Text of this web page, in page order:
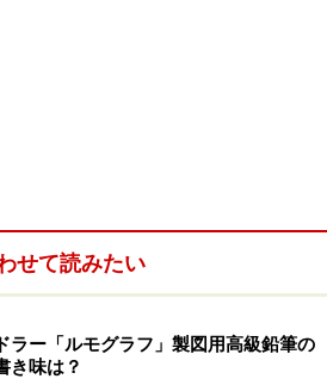
せて読みたい
ラー「ルモグラフ」製図用高級鉛筆の
き味は？